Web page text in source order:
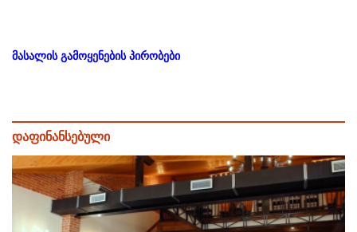
მასალის გამოყენების პირობები
დაფინანსებული